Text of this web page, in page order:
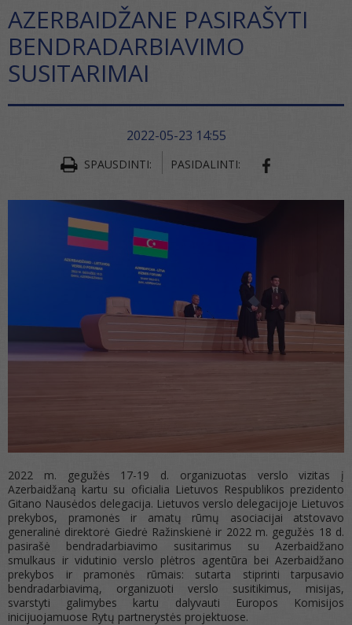
AZERBAIDŽANE PASIRAŠYTI
BENDRADARBIAVIMO
SUSITARIMAI
2022-05-23 14:55
SPAUSDINTI: PASIDALINTI:
2022 m. gegužės 17-19 d. organizuotas verslo vizitas į
Azerbaidžaną kartu su oficialia Lietuvos Respublikos prezidento
Gitano Nausėdos delegacija. Lietuvos verslo delegacijoje Lietuvos
prekybos, pramonės ir amatų rūmų asociacijai atstovavo
generalinė direktorė Giedrė Ražinskienė ir 2022 m. gegužės 18 d.
pasirašė bendradarbiavimo susitarimus su Azerbaidžano
smulkaus ir vidutinio verslo plėtros agentūra bei Azerbaidžano
prekybos ir pramonės rūmais: sutarta stiprinti tarpusavio
bendradarbiavimą, organizuoti verslo susitikimus, misijas,
svarstyti galimybes kartu dalyvauti Europos Komisijos
inicijuojamuose Rytų partnerystės projektuose.